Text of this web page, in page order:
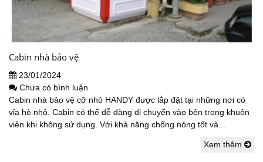
Cabin nhà bảo vệ
23/01/2024
Chưa có bình luận
Cabin nhà bảo vệ cỡ nhỏ HANDY được lắp đặt tại những nơi có
vỉa hè nhỏ. Cabin có thể dễ dàng di chuyển vào bên trong khuôn
viên khi không sử dụng. Với khả năng chống nóng tốt và...
Xem thêm